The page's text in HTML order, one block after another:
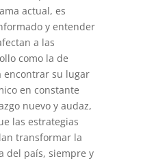
actual, es
y entender
a las
como la de
encontrar su lugar
en constante
nuevo y audaz,
las estrategias
transformar la
del país, siempre y